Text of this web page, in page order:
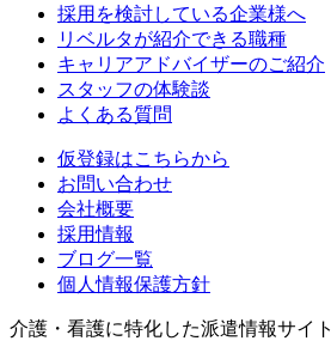
採用を検討している企業様へ
リベルタが紹介できる職種
キャリアアドバイザーのご紹介
スタッフの体験談
よくある質問
仮登録はこちらから
お問い合わせ
会社概要
採用情報
ブログ一覧
個人情報保護方針
介護・看護に特化した派遣情報サイト